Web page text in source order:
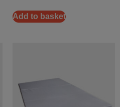
Add to basket